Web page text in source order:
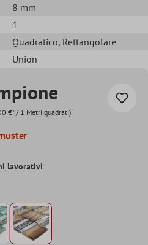
8 mm
1
Quadratico, Rettangolare
Union
€* / 1 Metri quadrati)
lavorativi